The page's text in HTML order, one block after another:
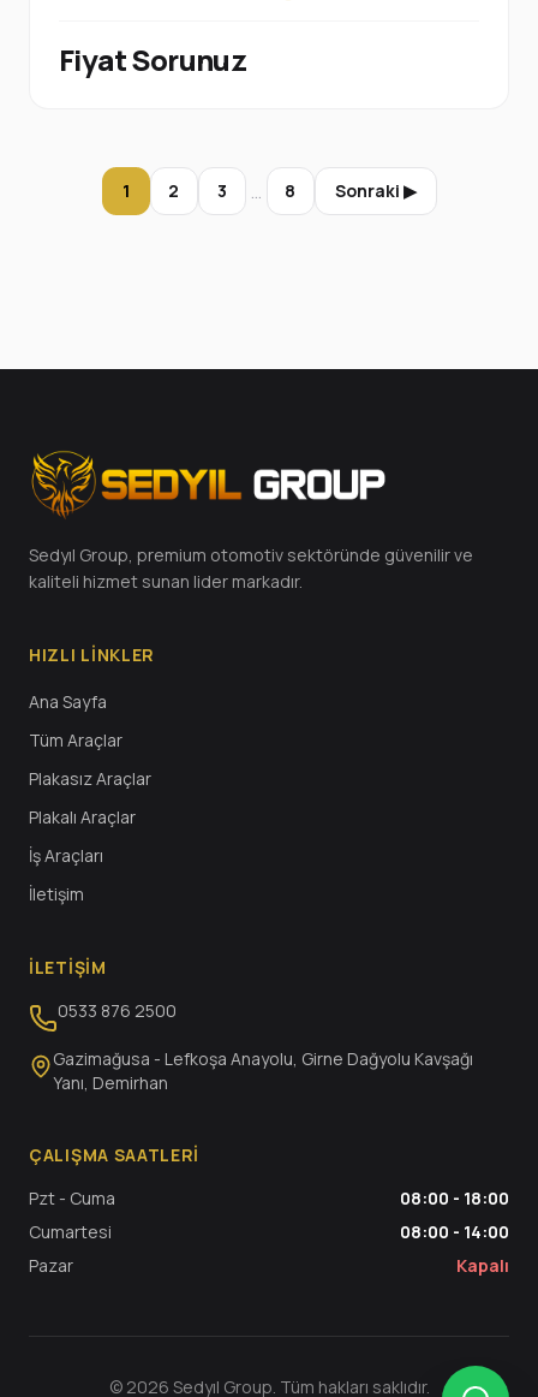
Fiyat Sorunuz
1 2 3 … 8 Sonraki ▶
Sedyıl Group, premium otomotiv sektöründe güvenilir ve
kaliteli hizmet sunan lider markadır.
HIZLI LINKLER
Ana Sayfa
Tüm Araçlar
Plakasız Araçlar
Plakalı Araçlar
İş Araçları
İletişim
İLETIŞIM
0533 876 2500
Gazimağusa - Lefkoşa Anayolu, Girne Dağyolu Kavşağı
Yanı, Demirhan
ÇALIŞMA SAATLERI
Pzt - Cuma
08:00 - 18:00
Cumartesi
08:00 - 14:00
Pazar
Kapalı
© 2026 Sedyıl Group. Tüm hakları saklıdır.